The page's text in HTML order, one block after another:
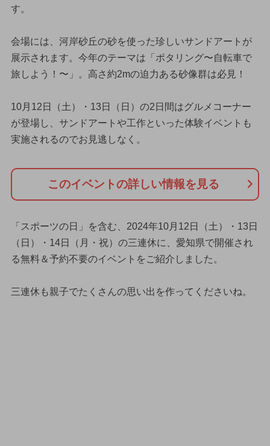
す。
会場には、河岸砂丘の砂を使った珍しいサンドアートが
展示されます。今年のテーマは「ポタリング〜自転車で
旅しよう！〜」。高さ約2mの迫力ある砂像群は必見！
10月12日（土）・13日（日）の2日間はグルメコーナー
が登場し、サンドアートや工作といった体験イベントも
実施されるのでお見逃しなく。
このイベントの詳しい情報を見る
「スポーツの日」を含む、2024年10月12日（土）・13日
（日）・14日（月・祝）の三連休に、愛知県で開催され
る無料＆予約不要のイベントをご紹介しました。
三連休も親子でたくさんの思い出を作ってくださいね。